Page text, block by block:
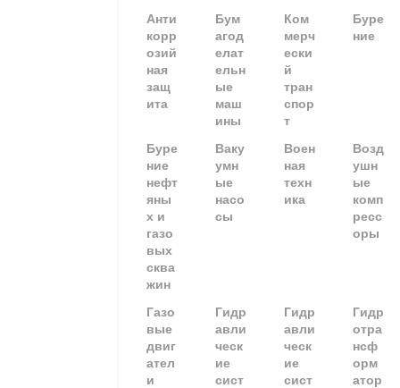
Анти
корр
озий
ная
защ
ита
Бум
агод
елат
ельн
ые
маш
ины
Ком
мерч
ески
й
тран
спор
т
Буре
ние
Буре
ние
нефт
яны
х и
газо
вых
сква
жин
Ваку
умн
ые
насо
сы
Воен
ная
техн
ика
Возд
ушн
ые
комп
ресс
оры
Газо
вые
двиг
ател
и
Гидр
авли
ческ
ие
сист
Гидр
авли
ческ
ие
сист
Гидр
отра
нсф
орм
атор